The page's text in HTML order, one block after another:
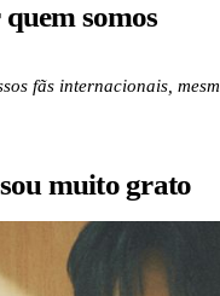
somos
fãs internacionais,
muito grato